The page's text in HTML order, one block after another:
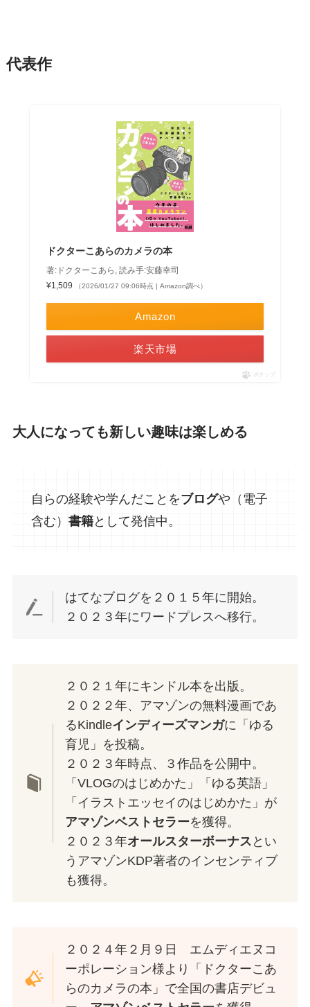
代表作
ドクターこあらのカメラの本
著:ドクターこあら, 読み手:安藤幸司
¥1,509
（2026/01/27 09:06時点 | Amazon調べ）
Amazon
楽天市場
ポチップ
大人になっても新しい趣味は楽しめる
自らの経験や学んだことをブログや（電子
含む） 書籍として発信中。
はてなブログを２０１５年に開始。
２０２３年にワードプレスへ移行。
２０２１年にキンドル本を出版。
２０２２年、アマゾンの無料漫画であ
るKindleインディーズマンガに「ゆる
育児」を投稿。
２０２３年時点、３作品を公開中。
「VLOGのはじめかた」「ゆる英語」
「イラストエッセイのはじめかた」が
アマゾンベストセラーを獲得。
２０２３年オールスターボーナス とい
うアマゾンKDP著者のインセンティブ
も獲得。
２０２４年２月９日 エムディエヌコ
ーポレーション様より「ドクターこあ
らのカメラの本」で全国の書店デビュ